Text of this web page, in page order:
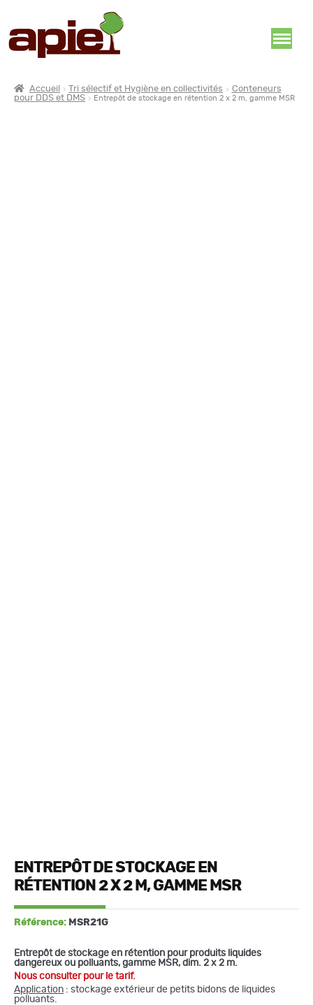
Accueil Tri sélectif et Hygiène en collectivités
Conteneurs
pour DDS et DMS
Entrepôt de stockage en rétention 2 x 2 m, gamme MSR
ENTREPÔT DE STOCKAGE EN
RÉTENTION 2 X 2 M, GAMME MSR
Référence: MSR21G
Entrepôt de stockage en rétention pour produits liquides
dangereux ou polluants, gamme MSR, dim. 2 x 2 m.
Nous consulter pour le tarif.
Application : stockage extérieur de petits bidons de liquides
polluants.